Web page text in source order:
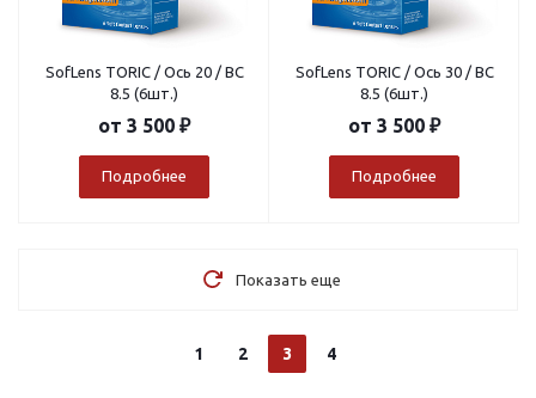
SofLens TORIC / Ось 20 / BC
8.5 (6шт.)
от 3 500 ₽
Подробнее
SofLens TORIC / Ось 30 / BC
8.5 (6шт.)
от 3 500 ₽
Подробнее
Показать еще
1 2 3 4